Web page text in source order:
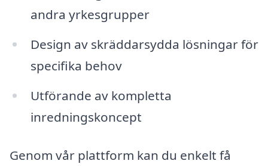
andra yrkesgrupper
Design av skräddarsydda lösningar för
specifika behov
Utförande av kompletta
inredningskoncept
Genom vår plattform kan du enkelt få